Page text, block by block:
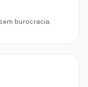
burocracia.